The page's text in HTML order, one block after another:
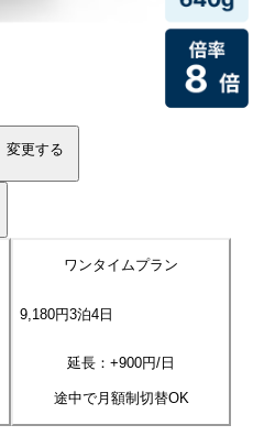
変更する
ワンタイムプラン
9,180円3泊4日
延長：+900円/日
途中で月額制切替OK